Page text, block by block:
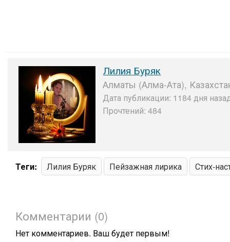
Лилия Буряк
Алматы (Алма-Ата),
Дата публикации: 1184 дня
Прочтений: 484
Теги: Лилия Буряк Пейзажная лирика Стих-
Комментарии (0)
Нет комментариев. Ваш будет первым!